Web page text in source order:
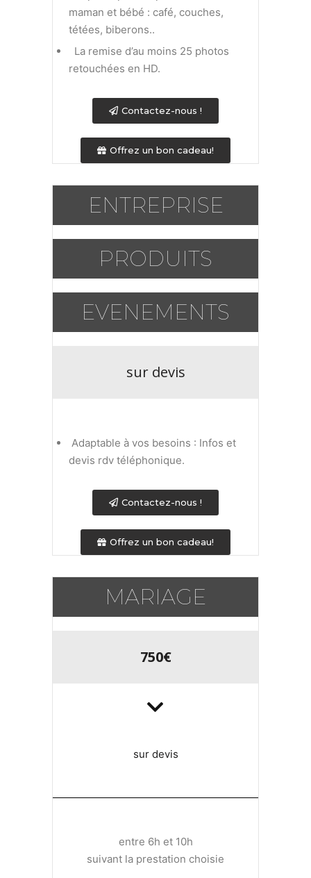
maman et bébé : café, couches,
tétées, biberons..
La remise d’au moins 25 photos
retouchées en HD.
Contactez-nous !
Offrez un bon cadeau!
ENTREPRISE
PRODUITS
EVENEMENTS
sur devis
Adaptable à vos besoins : Infos et
devis rdv téléphonique.
Contactez-nous !
Offrez un bon cadeau!
MARIAGE
750€
sur devis
entre 6h et 10h
suivant la prestation choisie